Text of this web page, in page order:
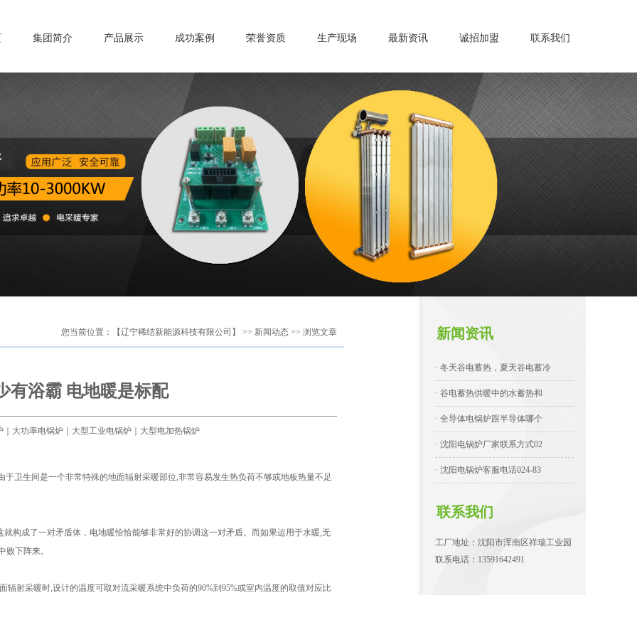
集团简介 产品展示 成功案例 荣誉资质 生产现场 最新资讯 诚招加盟 联系我们
您当前位置： 【辽宁稀结新能源科技有限公司】 >> 新闻动态 >> 浏览文章
有浴霸 电地暖是标配
｜大功率电锅炉｜大型工业电锅炉｜大型电加热锅炉
生间是一个非常特殊的地面辐射采暖部位,非常容易发生热负荷不够或地板热量不足
成了一对矛盾体，电地暖恰恰能够非常好的协调这一对矛盾。而如果运用于水暖,无
下阵来。
采暖时,设计的温度可取对流采暖系统中负荷的90%到95%或室内温度的取值对应比
新闻资讯
· 冬天谷电蓄热，夏天谷电蓄冷
· 谷电蓄热供暖中的水蓄热和
· 全导体电锅炉跟半导体哪个
· 沈阳电锅炉厂家联系方式02
· 沈阳电锅炉客服电话024-83
联系我们
工厂地址：沈阳市浑南区祥瑞工业园
联系电话：13591642491